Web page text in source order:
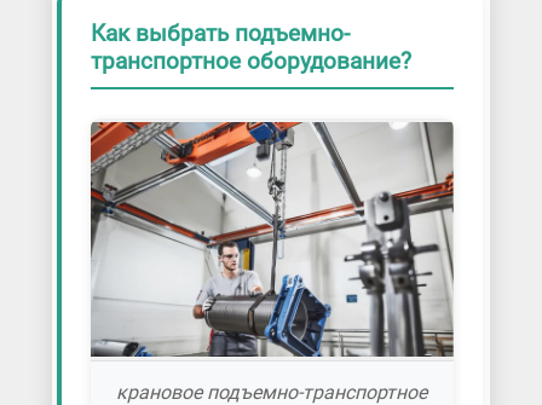
Как выбрать подъемно-
транспортное оборудование?
крановое подъемно-транспортное